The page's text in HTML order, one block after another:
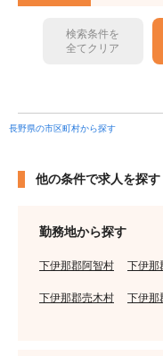
検索条件を
全てクリア
長野県の市区町村から探す
他の条件で求人を探す
勤務地から探す
下伊那郡阿智村 下伊那
下伊那郡売木村 下伊那